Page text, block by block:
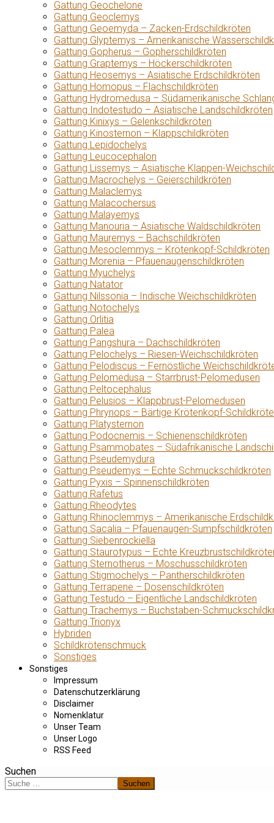
Gattung Geochelone
Gattung Geoclemys
Gattung Geoemyda – Zacken-Erdschildkröten
Gattung Glyptemys – Amerikanische
Gattung Gopherus – Gopherschildkröten
Gattung Graptemys – Höckerschildkröten
Gattung Heosemys – Asiatische Erdschildkröten
Gattung Homopus – Flachschildkröten
Gattung Hydromedusa – Südamerikanische
Gattung Indotestudo – Asiatische Landschildkröten
Gattung Kinixys – Gelenkschildkröten
Gattung Kinosternon – Klappschildkröten
Gattung Lepidochelys
Gattung Leucocephalon
Gattung Lissemys – Asiatische Klappen-
Gattung Macrochelys – Geierschildkröten
Gattung Malaclemys
Gattung Malacochersus
Gattung Malayemys
Gattung Manouria – Asiatische Waldschildkröten
Gattung Mauremys – Bachschildkröten
Gattung Mesoclemmys – Krötenkopf-Schildkröten
Gattung Morenia – Pfauenaugenschildkröten
Gattung Myuchelys
Gattung Natator
Gattung Nilssonia – Indische Weichschildkröten
Gattung Notochelys
Gattung Orlitia
Gattung Palea
Gattung Pangshura – Dachschildkröten
Gattung Pelochelys – Riesen-Weichschildkröten
Gattung Pelodiscus – Fernöstliche
Gattung Pelomedusa – Starrbrust-Pelomedusen
Gattung Peltocephalus
Gattung Pelusios – Klappbrust-Pelomedusen
Gattung Phrynops – Bärtige Krötenkopf-
Gattung Platysternon
Gattung Podocnemis – Schienenschildkröten
Gattung Psammobates – Südafrikanische
Gattung Pseudemydura
Gattung Pseudemys – Echte Schmuckschildkröten
Gattung Pyxis – Spinnenschildkröten
Gattung Rafetus
Gattung Rheodytes
Gattung Rhinoclemmys – Amerikanische
Gattung Sacalia – Pfauenaugen-Sumpfschildkröten
Gattung Siebenrockiella
Gattung Staurotypus – Echte
Gattung Sternotherus – Moschusschildkröten
Gattung Stigmochelys – Pantherschildkröten
Gattung Terrapene – Dosenschildkröten
Gattung Testudo – Eigentliche Landschildkröten
Gattung Trachemys – Buchstaben-
Gattung Trionyx
Hybriden
Schildkrötenschmuck
Sonstiges
Sonstiges
Impressum
Datenschutzerklärung
Disclaimer
Nomenklatur
Unser Team
Unser Logo
RSS Feed
Suchen
Suchen